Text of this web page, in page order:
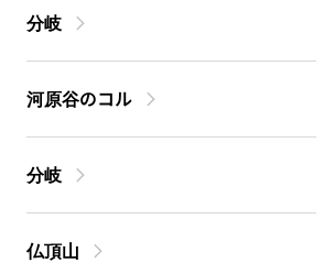
分岐
河原谷のコル
分岐
仏頂山